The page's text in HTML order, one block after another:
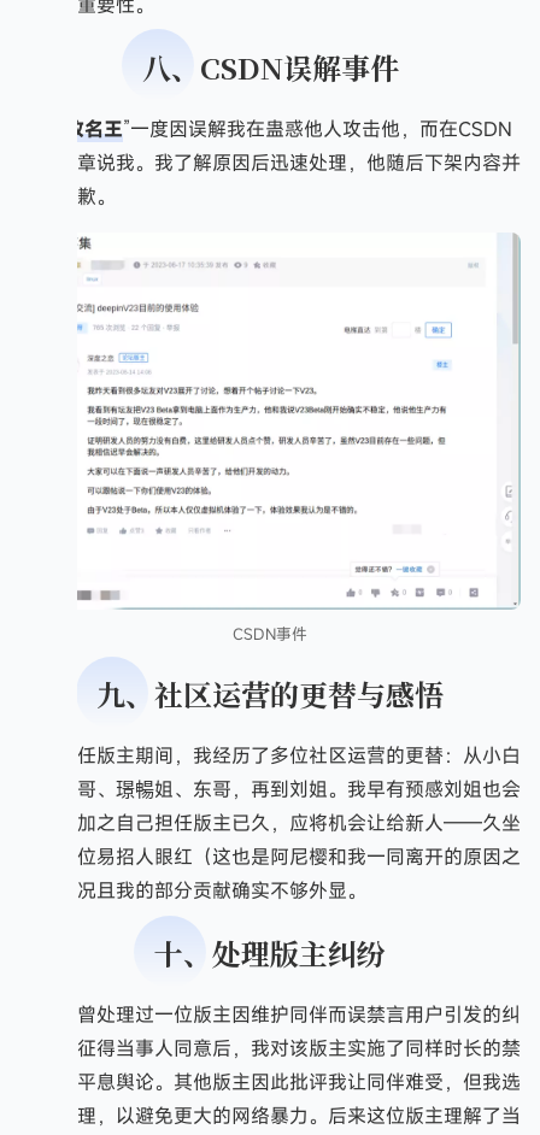
八、CSDN误解事件
改名王”一度因误解我在蛊惑他人攻击他，而在CSDN
发表文章说我。我了解原因后迅速处理，他随后下架内容并
向我道歉。
CSDN事件
九、社区运营的更替与感悟
担任版主期间，我经历了多位社区运营的更替：从小白
姐到升哥、璟暢姐、东哥，再到刘姐。我早有预感刘姐也会
离开，加之自己担任版主已久，应将机会让给新人——久坐
版主之位易招人眼红（这也是阿尼樱和我一同离开的原因之
一），况且我的部分贡献确实不够外显。
十、处理版主纠纷
我曾处理过一位版主因维护同伴而误禁言用户引发的纠
纷。在征得当事人同意后，我对该版主实施了同样时长的禁
言以求平息舆论。其他版主因此批评我让同伴难受，但我选
择冷处理，以避免更大的网络暴力。后来这位版主理解了当